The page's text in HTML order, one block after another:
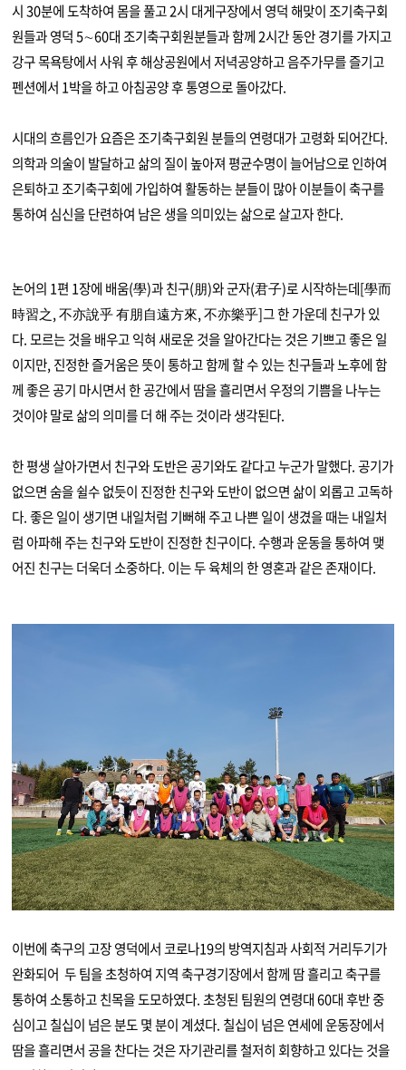
시 30분에 도착하여 몸을 풀고 2시 대게구장에서 영덕 해맞이 조기축구회
원들과 영덕 5∼60대 조기축구회원분들과 함께 2시간 동안 경기를 가지고
강구 목욕탕에서 사워 후 해상공원에서 저녁공양하고 음주가무를 즐기고
펜션에서 1박을 하고 아침공양 후 통영으로 돌아갔다.
시대의 흐름인가 요즘은 조기축구회원 분들의 연령대가 고령화 되어간다.
의학과 의술이 발달하고 삶의 질이 높아져 평균수명이 늘어남으로 인하여
은퇴하고 조기축구회에 가입하여 활동하는 분들이 많아 이분들이 축구를
통하여 심신을 단련하여 남은 생을 의미있는 삶으로 살고자 한다.
논어의 1편 1장에 배움(學)과 친구(朋)와 군자(君子)로 시작하는데[學而
時習之, 不亦說乎 有朋自遠方來, 不亦樂乎]그 한 가운데 친구가 있
다. 모르는 것을 배우고 익혀 새로운 것을 알아간다는 것은 기쁘고 좋은 일
이지만, 진정한 즐거움은 뜻이 통하고 함께 할 수 있는 친구들과 노후에 함
께 좋은 공기 마시면서 한 공간에서 땀을 흘리면서 우정의 기쁨을 나누는
것이야 말로 삶의 의미를 더 해 주는 것이라 생각된다.
한 평생 살아가면서 친구와 도반은 공기와도 같다고 누군가 말했다. 공기가
없으면 숨을 쉴수 없듯이 진정한 친구와 도반이 없으면 삶이 외롭고 고독하
다. 좋은 일이 생기면 내일처럼 기뻐해 주고 나쁜 일이 생겼을 때는 내일처
럼 아파해 주는 친구와 도반이 진정한 친구이다. 수행과 운동을 통하여 맺
어진 친구는 더욱더 소중하다. 이는 두 육체의 한 영혼과 같은 존재이다.
이번에 축구의 고장 영덕에서 코로나19의 방역지침과 사회적 거리두기가
완화되어 두 팀을 초청하여 지역 축구경기장에서 함께 땀 흘리고 축구를
통하여 소통하고 친목을 도모하였다. 초청된 팀원의 연령대 60대 후반 중
심이고 칠십이 넘은 분도 몇 분이 계셨다. 칠십이 넘은 연세에 운동장에서
땀을 흘리면서 공을 찬다는 것은 자기관리를 철저히 회향하고 있다는 것을